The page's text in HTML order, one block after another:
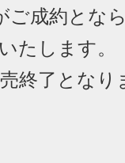
ご成約とな
たします。
終了となり